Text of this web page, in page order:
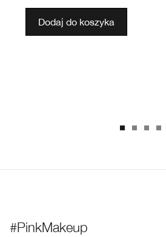
Dodaj do koszyka
#PinkMakeup